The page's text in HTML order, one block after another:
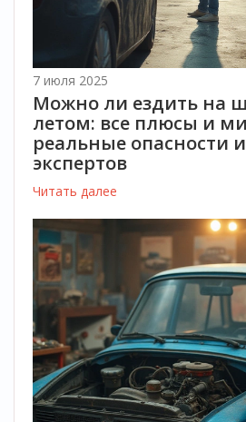
7 июля 2025
Можно ли ездить на
летом: все плюсы и
реальные опасности
экспертов
Читать далее